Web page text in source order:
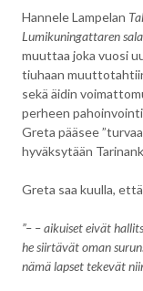
Hannele Lampelan
Lumikuningattaren
muuttaa joka vuosi
tiuhaan
sekä äidin
perheen
Greta pääsee
hyväksytään
Greta saa kuulla,
”– – aikuiset eivät
he siirtävät oman
nämä lapset tekevät